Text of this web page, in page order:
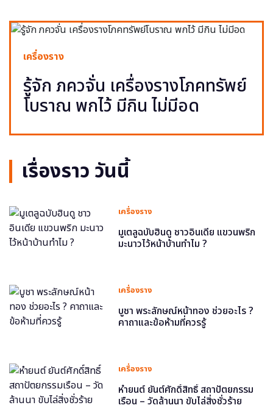
เครื่องราง
รู้จัก ภควจั่น เครื่องรางโภคทรัพย์
โบราณ พกไว้ มีกิน ไม่มีอด
เรื่องราว วันนี้
เครื่องราง
มูเตลูฉบับฮินดู ชาวอินเดีย แขวนพริก
มะนาวไว้หน้าบ้านทำไม ?
เครื่องราง
บูชา พระลักษณ์หน้าทอง ช่วยอะไร ?
คาถาและข้อห้ามที่ควรรู้
เครื่องราง
หำยนต์ ยันต์ศักดิ์สิทธิ์ สถาปัตยกรรม
เรือน – วัดล้านนา ขับไล่สิ่งชั่วร้าย